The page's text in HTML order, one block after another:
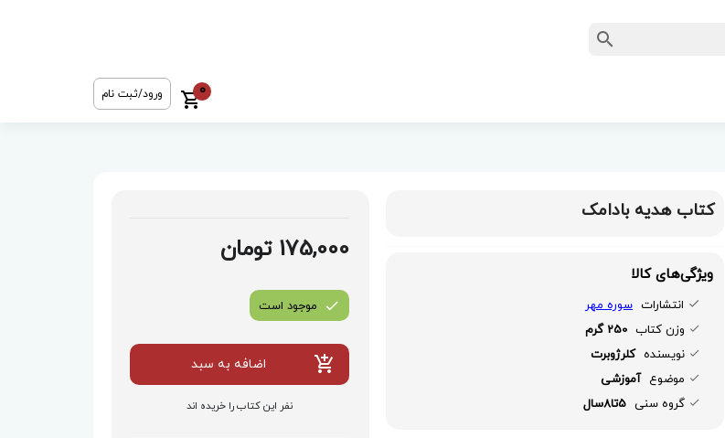
0 ورود/ثبت نام
کتاب هدیه بادامک
ویژگی‌های کالا
انتشارات سوره مهر
وزن کتاب 250 گرم
نویسنده کلرژوبرت
موضوع آموزشی
گروه سنی 5تا8سال
175,000 تومان
موجود است
اضافه به سبد
نفر این کتاب را خریده اند